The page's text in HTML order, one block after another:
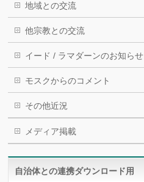
地域との交流
他宗教との交流
イード / ラマダーンのお知らせ
モスクからのコメント
その他近況
メディア掲載
自治体との連携ダウンロード用